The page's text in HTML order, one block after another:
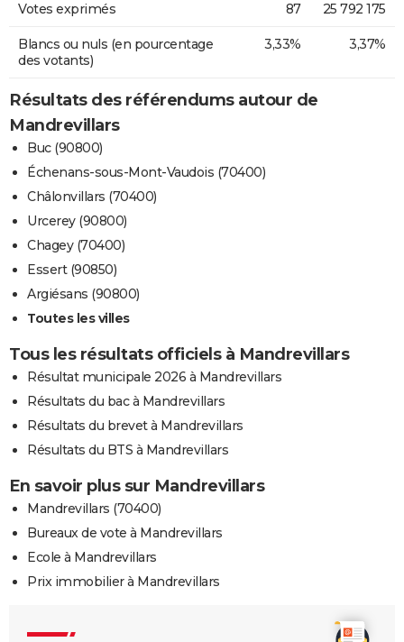
Votes exprimés 87 25 792 175
Blancs ou nuls (en pourcentage
des votants)
3,33% 3,37%
Résultats des référendums autour de
Mandrevillars
Buc (90800)
Échenans-sous-Mont-Vaudois (70400)
Châlonvillars (70400)
Urcerey (90800)
Chagey (70400)
Essert (90850)
Argiésans (90800)
Toutes les villes
Tous les résultats officiels à Mandrevillars
Résultat municipale 2026 à Mandrevillars
Résultats du bac à Mandrevillars
Résultats du brevet à Mandrevillars
Résultats du BTS à Mandrevillars
En savoir plus sur Mandrevillars
Mandrevillars (70400)
Bureaux de vote à Mandrevillars
Ecole à Mandrevillars
Prix immobilier à Mandrevillars